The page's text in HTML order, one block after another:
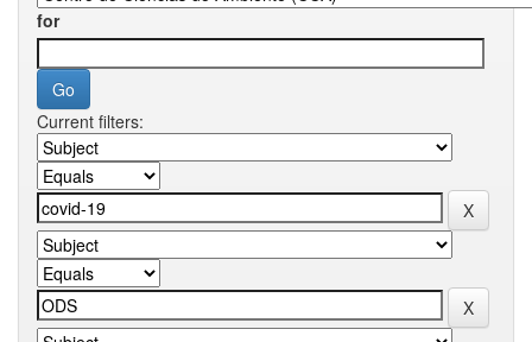
for
Current filters: